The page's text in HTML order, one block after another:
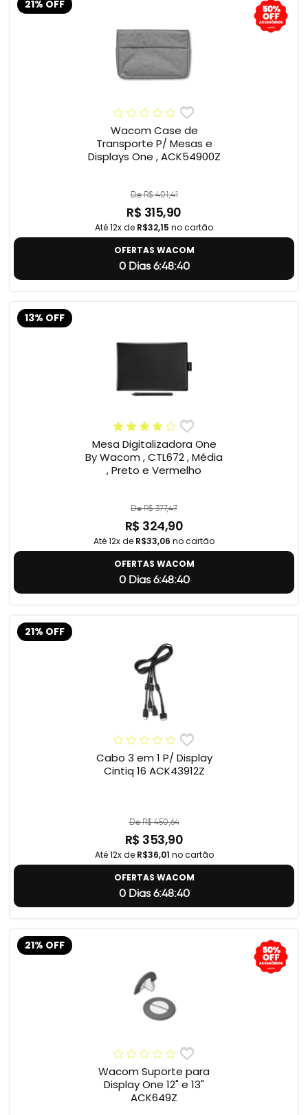
21% OFF
Wacom Case de
Transporte P/ Mesas e
Displays One , ACK54900Z
De R$ 401,41
R$ 315,90
Até 12x de R$32,15 no cartão
OFERTAS WACOM
0 Dias 6:48:39
13% OFF
Mesa Digitalizadora One
By Wacom , CTL672 , Média
, Preto e Vermelho
De R$ 377,47
R$ 324,90
Até 12x de R$33,06 no cartão
OFERTAS WACOM
0 Dias 6:48:39
21% OFF
Cabo 3 em 1 P/ Display
Cintiq 16 ACK43912Z
De R$ 450,64
R$ 353,90
Até 12x de R$36,01 no cartão
OFERTAS WACOM
0 Dias 6:48:39
21% OFF
Wacom Suporte para
Display One 12" e 13"
ACK649Z